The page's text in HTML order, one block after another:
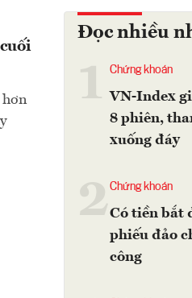
hơn
Đọc nhiều
Chứng khoán
VN-Index
8 phiên,
xuống đáy
2Chứng khoán
Có tiền bắt
phiếu đảo
công